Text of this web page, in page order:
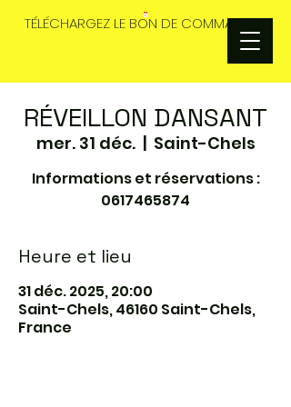
TÉLÉCHARGEZ LE BON DE COMMANDES
RÉVEILLON DANSANT
mer. 31 déc.
  |
Saint-Chels
Informations et réservations :
0617465874
Heure et lieu
31 déc. 2025, 20:00
Saint-Chels, 46160 Saint-Chels,
France